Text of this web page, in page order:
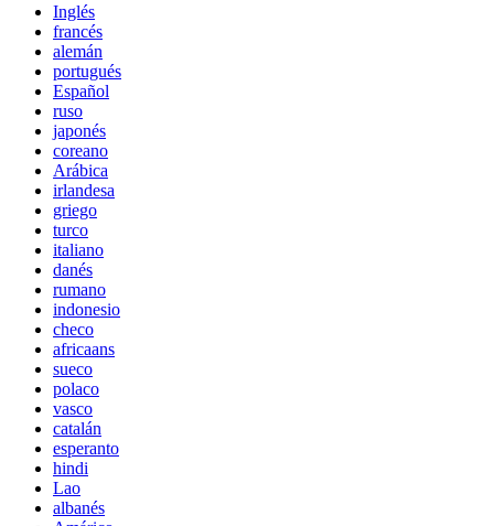
Inglés
francés
alemán
portugués
Español
ruso
japonés
coreano
Arábica
irlandesa
griego
turco
italiano
danés
rumano
indonesio
checo
africaans
sueco
polaco
vasco
catalán
esperanto
hindi
Lao
albanés